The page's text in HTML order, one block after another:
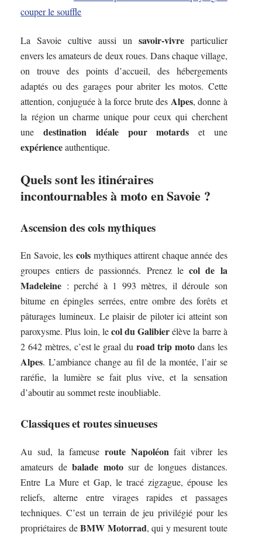
couper le souffle
La Savoie cultive aussi un savoir-vivreparticulier
envers les amateurs de deux roues. Dans chaque village,
on trouve des points d’accueil, des hébergements
adaptés ou des garages pour abriter les motos. Cette
attention, conjuguée à la force brute des Alpes, donne à
la région un charme unique pour ceux qui cherchent
unedestination idéale pour motards et une
expérienceauthentique.
Quels sont les itinéraires
incontournables à moto en Savoie ?
Ascension des cols mythiques
En Savoie, les colsmythiques attirent chaque année des
groupes entiers de passionnés. Prenez lecol de la
Madeleine : perché à 1 993 mètres, il déroule son
bitume en épingles serrées, entre ombre des forêts et
pâturages lumineux. Le plaisir de piloter ici atteint son
paroxysme. Plus loin, lecol du Galibierélève la barre à
2 642 mètres, c’est le graal du road trip moto dans les
Alpes. L’ambiance change au fil de la montée, l’air se
raréfie, la lumière se fait plus vive, et la sensation
d’aboutir au sommet reste inoubliable.
Classiques et routes sinueuses
Au sud, la fameuse route Napoléon fait vibrer les
amateurs debalade motosur de longues distances.
Entre La Mure et Gap, le tracé zigzague, épouse les
reliefs, alterne entre virages rapides et passages
techniques. C’est un terrain de jeu privilégié pour les
propriétaires deBMW Motorrad, qui y mesurent toute